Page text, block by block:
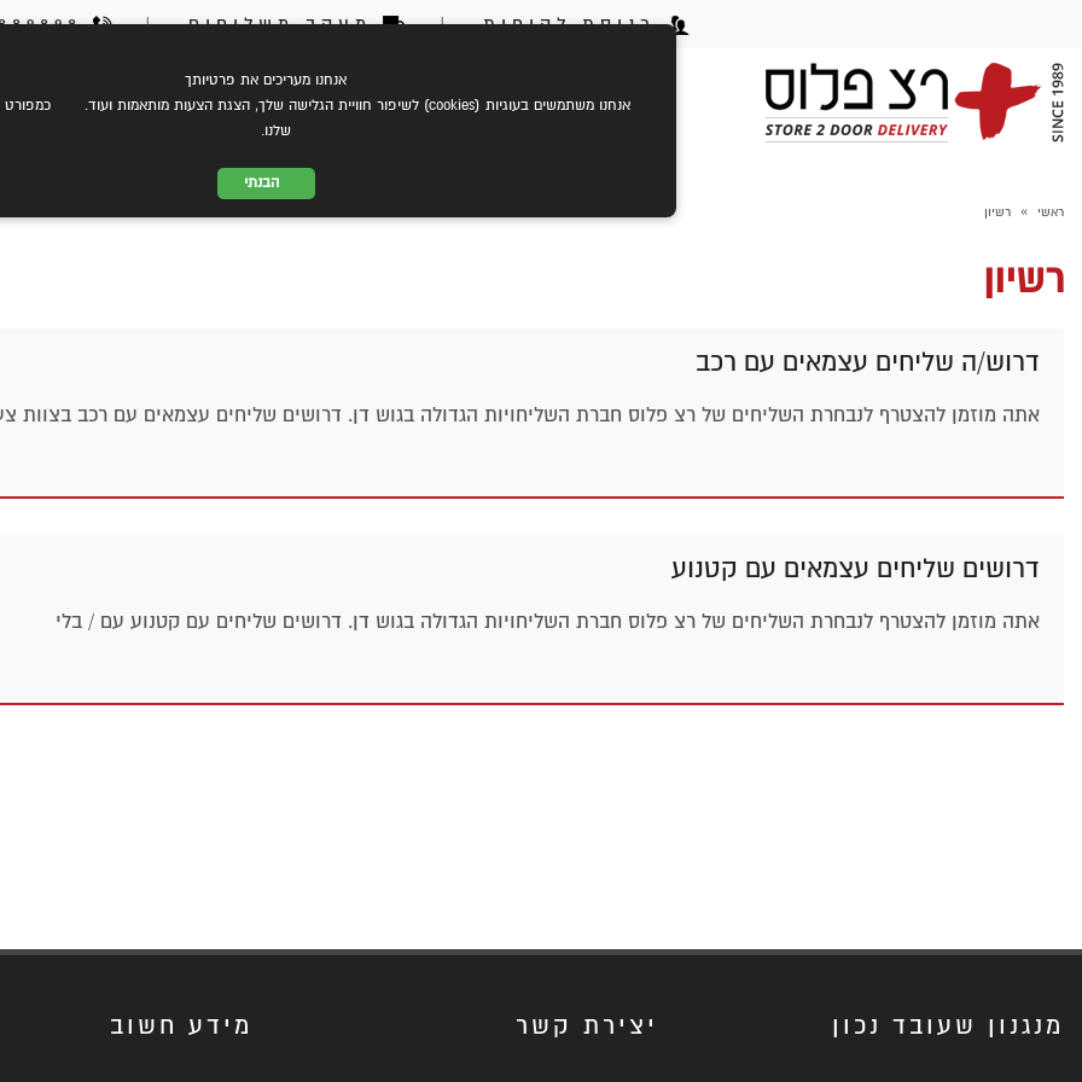
כניסת לקוחות| מעקב משלוחים|
03-6889898
ראשי קצת עלינו eCommerce שירותי משלוחים התמחות
ראשי » רשיון
רשיון
דרוש/ה שליחים עצמאים עם רכב
אתה מוזמן להצטרף לנבחרת השליחים של רצ פלוס חברת השליחויות הגדולה בגוש דן. דרושים שליחים עצמאים עם רכב בצוות
דרושים שליחים עצמאים עם קטנוע
אתה מוזמן להצטרף לנבחרת השליחים של רצ פלוס חברת השליחויות הגדולה בגוש דן. דרושים שליחים עם קטנוע עם / בלי
מנגנון שעובד נכון יצירת קשר מידע חשוב
אנחנו מעריכים את פרטיותך
אנחנו משתמשים בעוגיות (cookies) לשיפור חוויית הגלישה שלך, הצגת הצעות מותאמות ועוד. כמפורט ב
שלנו.
הבנתי